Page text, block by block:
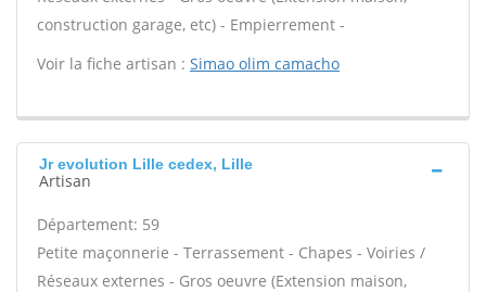
construction garage, etc) - Empierrement -
Voir la fiche artisan : Simao olim camacho
Jr evolution Lille cedex, Lille
Artisan
Département: 59
Petite maçonnerie - Terrassement - Chapes - Voiries /
Réseaux externes - Gros oeuvre (Extension maison,